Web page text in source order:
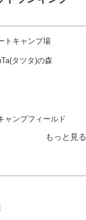
トキャンプ場
タツタ)の森
ャンプフィールド
もっと見る